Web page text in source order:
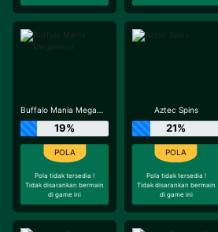
Buffalo Mania Megaways
19%
Pola tidak tersedia !
Tidak disarankan bermain
di game ini
Aztec Spins
21%
Pola tidak tersedia !
Tidak disarankan bermain
di game ini